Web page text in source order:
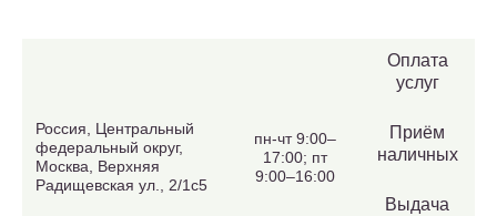
Россия, Центральный
федеральный округ,
Москва, Верхняя
Радищевская ул., 2/1с5
пн-чт 9:00–
17:00; пт
9:00–16:00
Оплата
услуг
Приём
наличных
Выдача